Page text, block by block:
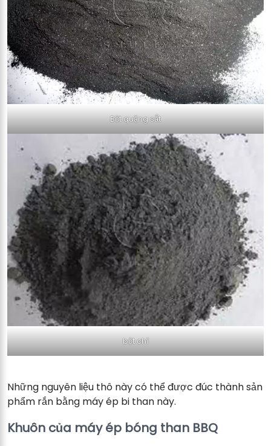
Bột quặng sắt
bột chì
Những nguyên liệu thô này có thể được đúc thành sản
phẩm rắn bằng máy ép bi than này.
Khuôn của máy ép bóng than BBQ